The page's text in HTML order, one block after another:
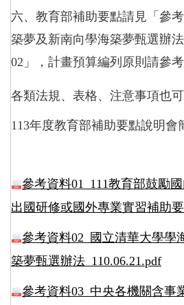
六、教育部補助要點請見「參
築夢及新南向學海築夢甄選辦
02」，計畫預算編列原則請參考
各類法規、表格、注意事項也
113年度教育部補助要點說明會
參考資料01_111教育部鼓勵
出國研修或國外專業實習補助
參考資料02_國立清華大學學
築夢甄選辦法_110.06.21.pdf
參考資料03_中央各機關含事